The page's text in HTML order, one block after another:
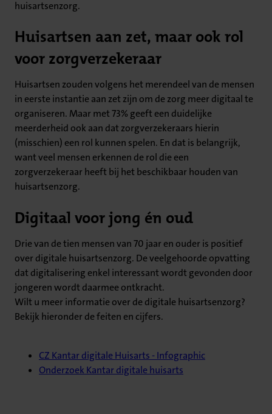
huisartsenzorg.
Huisartsen aan zet, maar ook rol
voor zorgverzekeraar
Huisartsen zouden volgens het merendeel van de mensen
in eerste instantie aan zet zijn om de zorg meer digitaal te
organiseren. Maar met 73% geeft een duidelijke
meerderheid ook aan dat zorgverzekeraars hierin
(misschien) een rol kunnen spelen. En dat is belangrijk,
want veel mensen erkennen de rol die een
zorgverzekeraar heeft bij het beschikbaar houden van
huisartsenzorg.
Digitaal voor jong én oud
Drie van de tien mensen van 70 jaar en ouder is positief
over digitale huisartsenzorg. De veelgehoorde opvatting
dat digitalisering enkel interessant wordt gevonden door
jongeren wordt daarmee ontkracht.
Wilt u meer informatie over de digitale huisartsenzorg?
Bekijk hieronder de feiten en cijfers.
CZ Kantar digitale Huisarts - Infographic
Onderzoek Kantar digitale huisarts